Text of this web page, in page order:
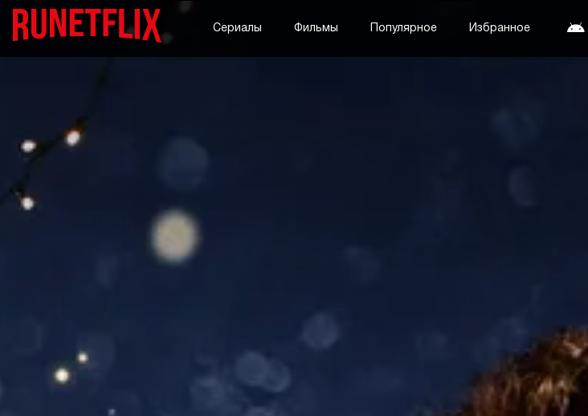
Сериалы Фильмы Популярное Избранное